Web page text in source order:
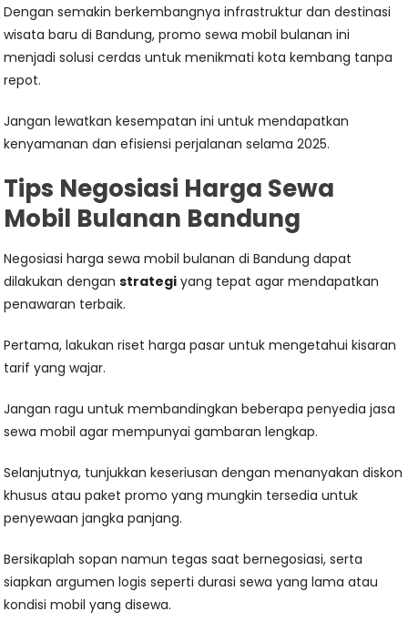
Dengan semakin berkembangnya infrastruktur dan destinasi
wisata baru di Bandung, promo sewa mobil bulanan ini
menjadi solusi cerdas untuk menikmati kota kembang tanpa
repot.
Jangan lewatkan kesempatan ini untuk mendapatkan
kenyamanan dan efisiensi perjalanan selama 2025.
Tips Negosiasi Harga Sewa
Mobil Bulanan Bandung
Negosiasi harga sewa mobil bulanan di Bandung dapat
dilakukan denganstrategi yang tepat agar mendapatkan
penawaran terbaik.
Pertama, lakukan riset harga pasar untuk mengetahui kisaran
tarif yang wajar.
Jangan ragu untuk membandingkan beberapa penyedia jasa
sewa mobil agar mempunyai gambaran lengkap.
Selanjutnya, tunjukkan keseriusan dengan menanyakan diskon
khusus atau paket promo yang mungkin tersedia untuk
penyewaan jangka panjang.
Bersikaplah sopan namun tegas saat bernegosiasi, serta
siapkan argumen logis seperti durasi sewa yang lama atau
kondisi mobil yang disewa.